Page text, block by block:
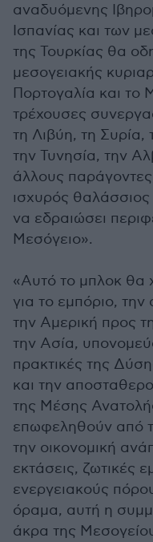
αναδυόμενης
Ισπανίας και των
της Τουρκίας θα
μεσογειακής
Πορτογαλία και το
τρέχουσες
τη Λιβύη, τη
την Τυνησία, την
άλλους
ισχυρός
να εδραιώσει
Μεσόγειο».
«Αυτό το μπλοκ θα
για το εμπόριο,
την Αμερική προς
την Ασία,
πρακτικές της
και την
της Μέσης
επωφεληθούν από
την οικονομική
εκτάσεις, ζωτικές
ενεργειακούς
όραμα, αυτή η
άκρα της